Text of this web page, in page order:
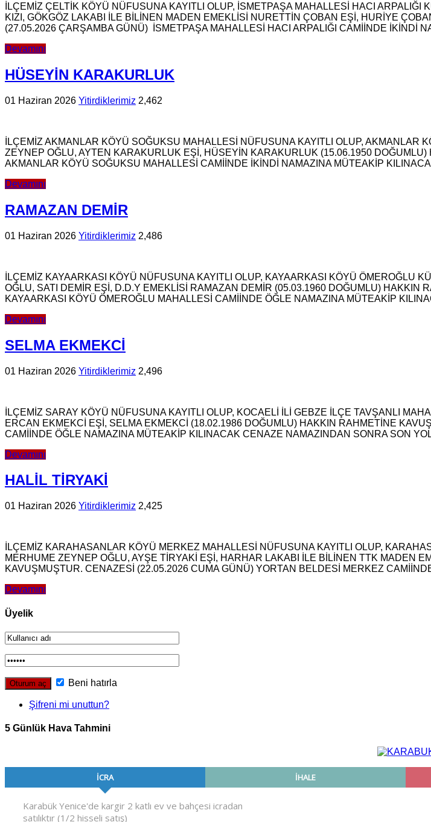
İLÇEMİZ ÇELTİK KÖYÜ NÜFUSUNA KAYITLI OLUP, İSMETPAŞA MAHALLESİ HACI
KIZI, GÖKGÖZ LAKABI İLE BİLİNEN MADEN EMEKLİSİ NURETTİN ÇOBAN EŞİ, HURİYE
(27.05.2026 ÇARŞAMBA GÜNÜ) İSMETPAŞA MAHALLESİ HACI ARPALIĞI CAMİİNDE İKİNDİ
Devamını
HÜSEYİN KARAKURLUK
01 Haziran 2026 Yitirdiklerimiz 2,462
İLÇEMİZ AKMANLAR KÖYÜ SOĞUKSU MAHALLESİ NÜFUSUNA KAYITLI OLUP,
ZEYNEP OĞLU, AYTEN KARAKURLUK EŞİ, HÜSEYİN KARAKURLUK (15.06.1950
AKMANLAR KÖYÜ SOĞUKSU MAHALLESİ CAMİİNDE İKİNDİ NAMAZINA MÜTEAKİP
Devamını
RAMAZAN DEMİR
01 Haziran 2026 Yitirdiklerimiz 2,486
İLÇEMİZ KAYAARKASI KÖYÜ NÜFUSUNA KAYITLI OLUP, KAYAARKASI KÖYÜ ÖMEROĞLU
OĞLU, SATI DEMİR EŞİ, D.D.Y EMEKLİSİ RAMAZAN DEMİR (05.03.1960 DOĞUMLU)
KAYAARKASI KÖYÜ ÖMEROĞLU MAHALLESİ CAMİİNDE ÖĞLE NAMAZINA MÜTEAKİP
Devamını
SELMA EKMEKCİ
01 Haziran 2026 Yitirdiklerimiz 2,496
İLÇEMİZ SARAY KÖYÜ NÜFUSUNA KAYITLI OLUP, KOCAELİ İLİ GEBZE İLÇE TAVŞANLI
ERCAN EKMEKCİ EŞİ, SELMA EKMEKCİ (18.02.1986 DOĞUMLU) HAKKIN RAHMETİNE
CAMİİNDE ÖĞLE NAMAZINA MÜTEAKİP KILINACAK CENAZE NAMAZINDAN SONRA SON
Devamını
HALİL TİRYAKİ
01 Haziran 2026 Yitirdiklerimiz 2,425
İLÇEMİZ KARAHASANLAR KÖYÜ MERKEZ MAHALLESİ NÜFUSUNA KAYITLI OLUP,
MERHUME ZEYNEP OĞLU, AYŞE TİRYAKİ EŞİ, HARHAR LAKABI İLE BİLİNEN TTK MADEN
KAVUŞMUŞTUR. CENAZESİ (22.05.2026 CUMA GÜNÜ) YORTAN BELDESİ MERKEZ
Devamını
Üyelik
Beni hatırla
Şifreni mi unuttun?
5 Günlük Hava Tahmini